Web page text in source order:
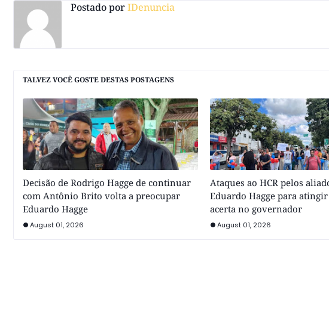
Postado porIDenuncia
TALVEZ VOCÊ GOSTE DESTAS POSTAGENS
Decisão de Rodrigo Hagge de continuar
com Antônio Brito volta a preocupar
Eduardo Hagge
August 01, 2026
Ataques ao HCR pelos
Eduardo Hagge para
acerta no governador
August 01, 2026